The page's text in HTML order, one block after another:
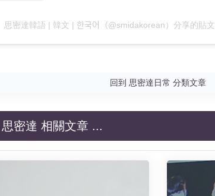
思密達韓語 | 韓文 | 한국어（@smidakorean）分享的貼文
回到 思密達日常 分類文章
密達 相關文章 ...